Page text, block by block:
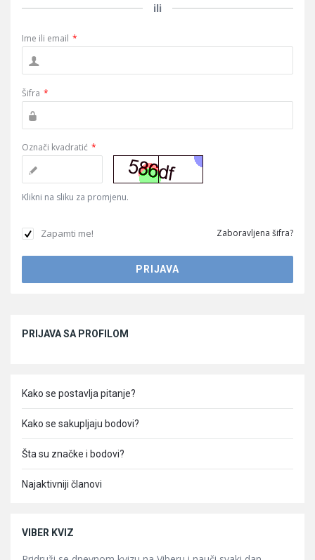
ili
Ime ili email *
Šifra *
Označi kvadratić *
Klikni na sliku za promjenu.
Zapamti me! Zaboravljena šifra?
PRIJAVA SA PROFILOM
Kako se postavlja pitanje?
Kako se sakupljaju bodovi?
Šta su značke i bodovi?
Najaktivniji članovi
VIBER KVIZ